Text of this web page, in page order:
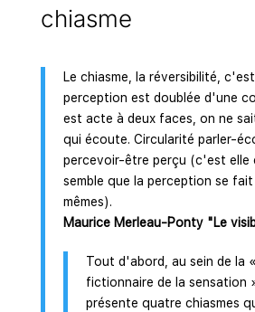
chiasme
Le chiasme, la réversibilité,
perception est doublée d'une
est acte à deux faces, on ne
qui écoute. Circularité parler-
percevoir-être perçu (c'est elle
semble que la perception se
mêmes).
Maurice Merleau-Ponty "Le
Tout d'abord, au sein de la
fictionnaire de la sensation
présente quatre chiasmes